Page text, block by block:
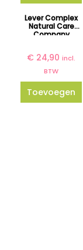
Lever Complex
Natural Care
Company
€ 24,90 incl.
BTW
Toevoegen